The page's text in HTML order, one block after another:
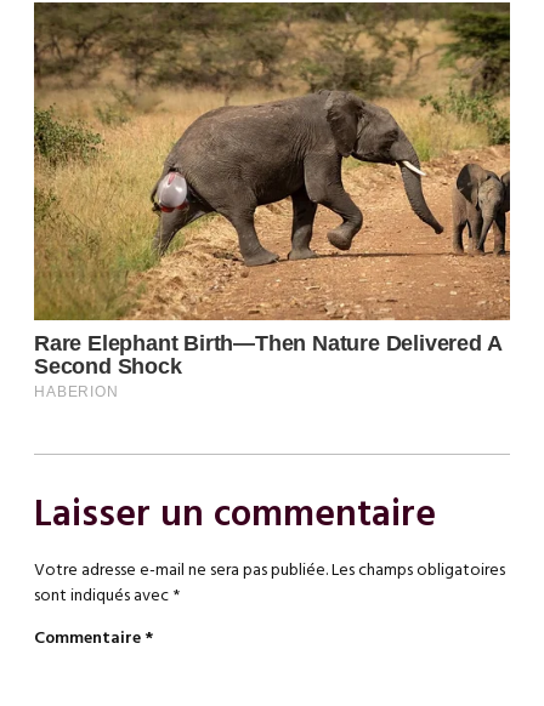
Laisser un commentaire
Votre adresse e-mail ne sera pas publiée.Les champs obligatoires
sont indiqués avec*
Commentaire*